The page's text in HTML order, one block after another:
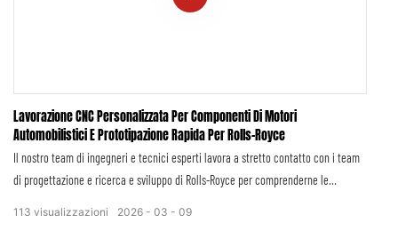
Lavorazione CNC Personalizzata Per Componenti Di Motori
Automobilistici E Prototipazione Rapida Per Rolls-Royce
Il nostro team di ingegneri e tecnici esperti lavora a stretto contatto con i team
di progettazione e ricerca e sviluppo di Rolls-Royce per comprenderne le
2026 03 09
113 visualizzazioni